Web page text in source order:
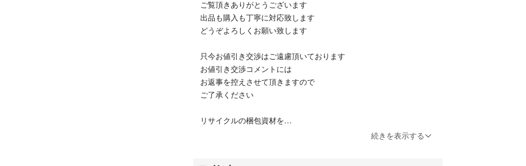
ご覧頂きありがとうございます
出品も購入も丁寧に対応致します
どうぞよろしくお願い致します
只今お値引き交渉はご遠慮頂いております
お値引き交渉コメントには
お返事を控えさせて頂きますので
ご了承ください
リサイクルの梱包資材を
続きを表示する